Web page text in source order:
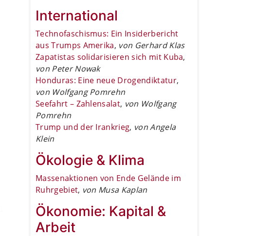
International
Technofaschismus: Ein Insiderbericht
aus Trumps Amerika, von Gerhard Klas
Zapatistas solidarisieren sich mit Kuba,
von Peter Nowak
Honduras: Eine neue Drogendiktatur,
von Wolfgang Pomrehn
Seefahrt – Zahlensalat, von Wolfgang
Pomrehn
Trump und der Irankrieg, von Angela
Klein
Ökologie & Klima
Massenaktionen von Ende Gelände im
Ruhrgebiet, von Musa Kaplan
Ökonomie: Kapital &
Arbeit